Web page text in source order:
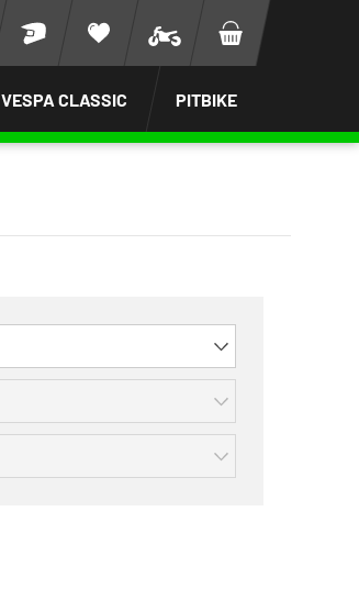
VESPA CLASSIC PITBIKE